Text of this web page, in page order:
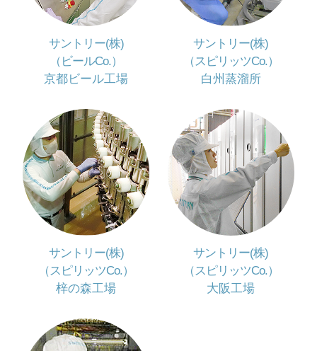
サントリー(株)
（ビールCo.）
京都ビール工場
サントリー(株)
（スピリッツCo.）
白州蒸溜所
サントリー(株)
（スピリッツCo.）
梓の森工場
サントリー(株)
（スピリッツCo.）
大阪工場